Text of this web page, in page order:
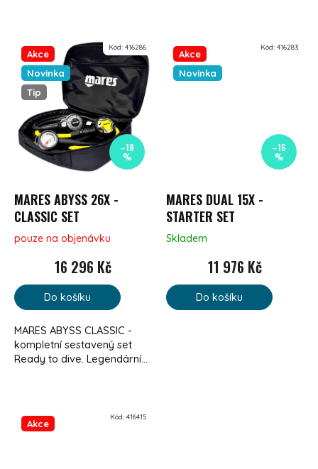
Akce
Novinka
Tip
–18
%
MARES ABYSS 26X -
CLASSIC SET
pouze na objenávku
16 296 Kč
Do košíku
MARES ABYSS CLASSIC -
kompletní sestavený set
Ready to dive. Legendární...
Kód: 416286
Akce
Novinka
–16
%
MARES DUAL 15X -
STARTER SET
Skladem
11 976 Kč
Do košíku
Kód: 416283
Akce
Kód: 416415